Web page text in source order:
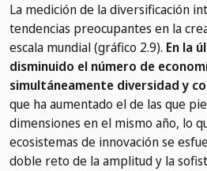
La medición de la diversificación
tendencias preocupantes en la
escala mundial (gráfico 2.9). En la
disminuido el número de
simultáneamente diversidad y
que ha aumentado el de las que
dimensiones en el mismo año, lo
ecosistemas de innovación se
doble reto de la amplitud y la